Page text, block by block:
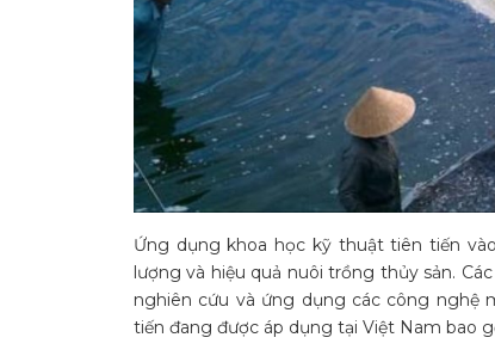
Ứng dụng khoa học kỹ thuật tiên tiến
lượng và hiệu quả nuôi trồng thủy sản.
nghiên cứu và ứng dụng các công nghệ
tiến đang được áp dụng tại Việt Nam bao